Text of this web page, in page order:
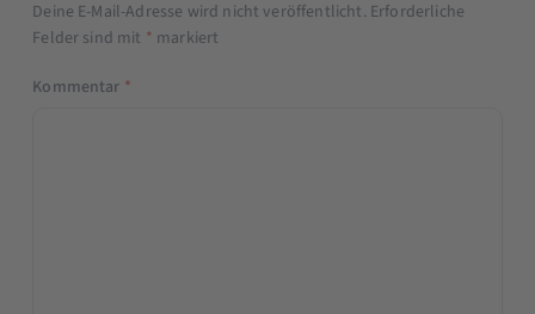
Deine E-Mail-Adresse wird nicht veröffentlicht. Erforderliche
Felder sind mit * markiert
Kommentar *